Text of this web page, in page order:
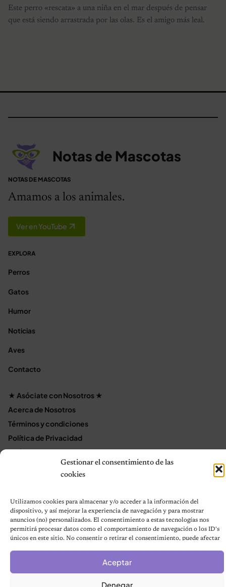
Gestionar el consentimiento de las
cookies
Utilizamos cookies para almacenar y/o acceder a la información del
dispositivo, y así mejorar la experiencia de navegación y para mostrar
anuncios (no) personalizados. El consentimiento a estas tecnologías nos
permitirá procesar datos como el comportamiento de navegación o los ID's
únicos en este sitio. No consentir o retirar el consentimiento, puede afectar
Aceptar
Denegar
Este perro «rescata» a una niña en el mar después de pensar
que está siendo arrastrada por las olas. Es el amigo más leal.
Notas de Mascotas
NOTAS DE MASCOTAS
Amamos a los animales.
Ver en YouTube
EXPLORA
Perros
Gatos
Humor
Noticias
Aves
Contacto
★ Asóciate con Nosotros ★
Acerca de Nosotros
Términos y condiciones
Política de Privacidad
Política de cookies (UE)
© 2026 Notas de Mascotas